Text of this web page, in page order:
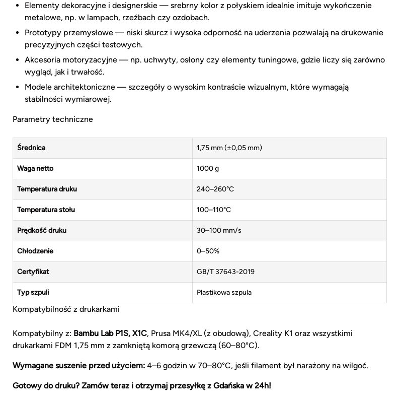
Elementy dekoracyjne i designerskie — srebrny kolor z połyskiem idealnie imituje wykończenie
metalowe, np. w lampach, rzeźbach czy ozdobach.
Prototypy przemysłowe — niski skurcz i wysoka odporność na uderzenia pozwalają na drukowanie
precyzyjnych części testowych.
Akcesoria motoryzacyjne — np. uchwyty, osłony czy elementy tuningowe, gdzie liczy się zarówno
wygląd, jak i trwałość.
Modele architektoniczne — szczegóły o wysokim kontraście wizualnym, które wymagają
stabilności wymiarowej.
Parametry techniczne
Średnica 1,75 mm (±0,05 mm)
Waga netto 1000 g
Temperatura druku 240–260°C
Temperatura stołu 100–110°C
Prędkość druku 30–100 mm/s
Chłodzenie 0–50%
Certyfikat GB/T 37643-2019
Typ szpuli Plastikowa szpula
Kompatybilność z drukarkami
Kompatybilny z: Bambu Lab P1S, X1C, Prusa MK4/XL (z obudową), Creality K1 oraz wszystkimi
drukarkami FDM 1,75 mm z zamkniętą komorą grzewczą (60–80°C).
Wymagane suszenie przed użyciem: 4–6 godzin w 70–80°C, jeśli filament był narażony na wilgoć.
Gotowy do druku? Zamów teraz i otrzymaj przesyłkę z Gdańska w 24h!